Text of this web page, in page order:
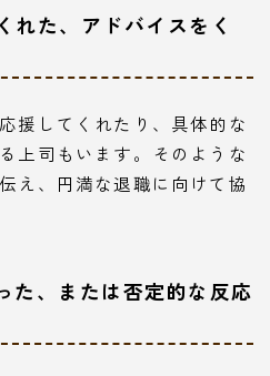
れた、アドバイスをく
援してくれたり、具体的な
上司もいます。そのような
え、円満な退職に向けて協
た、または否定的な反応